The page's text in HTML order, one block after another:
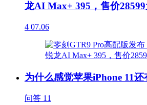
龙AI Max+ 395，售价
4 07.06
为什么感觉苹果iPhone 11还
问答 11